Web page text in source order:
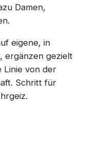
Damen,
eigene, in
ergänzen gezielt
Linie von der
Schritt für